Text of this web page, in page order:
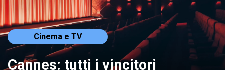
Cinema e TV
Cannes: tutti i vincitori